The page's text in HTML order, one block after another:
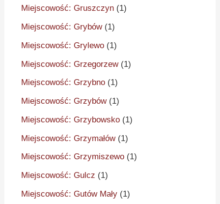
Miejscowość: Gruszczyn (1)
Miejscowość: Grybów(1)
Miejscowość: Grylewo (1)
Miejscowość: Grzegorzew(1)
Miejscowość: Grzybno (1)
Miejscowość: Grzybów(1)
Miejscowość: Grzybowsko (1)
Miejscowość: Grzymałów(1)
Miejscowość: Grzymiszewo (1)
Miejscowość: Gulcz (1)
Miejscowość: Gutów Mały (1)